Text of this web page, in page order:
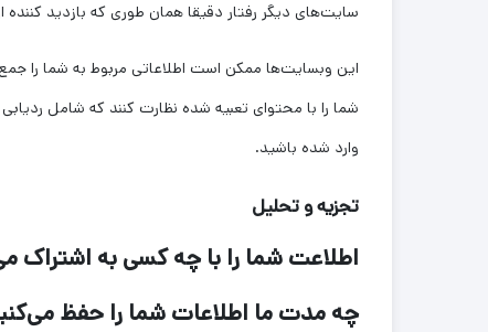
سایت‌های دیگر رفتار دقیقا همان طوری که بازدید
این وبسایت‌ها ممکن است اطلاعاتی مربوط به شما را
شما را با محتوای تعبیه شده نظارت کنند که شامل
وارد شده باشید.
تجزیه و تحلیل
اطلاعت شما را با چه کسی به اشتراک
چه مدت ما اطلاعات شما را حفظ